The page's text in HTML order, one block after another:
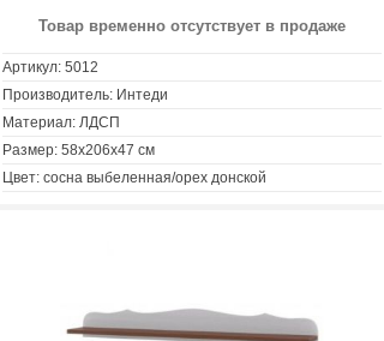
Товар временно отсутствует в продаже
Артикул: 5012
Производитель: Интеди
Материал: ЛДСП
Размер: 58х206х47 см
Цвет: сосна выбеленная/орех донской